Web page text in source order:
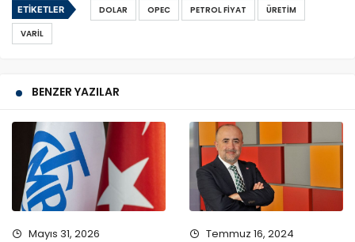
ETIKETLER DOLAR OPEC PETROL FIYAT
ÜRETIM
VARIL
BENZER YAZILAR
Mayıs 31, 2026 Temmuz 16, 2024